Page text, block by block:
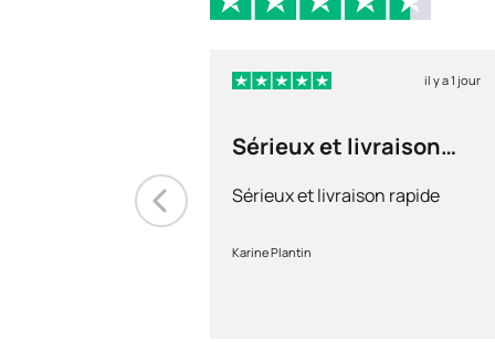
il y a 1 jour
Sérieux et livraison
Sérieux et livraison rapide
Karine Plantin